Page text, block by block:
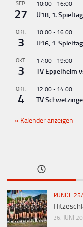
SEP.
27
10:00 - 16:00
U18, 1.
OKT.
3
10:00 - 16:00
U16, 1.
OKT.
3
17:00 - 19:00
TV Eppelheim
OKT.
4
12:00 - 14:00
TV
Kalender anzeigen
RUNDE
26. JUNI